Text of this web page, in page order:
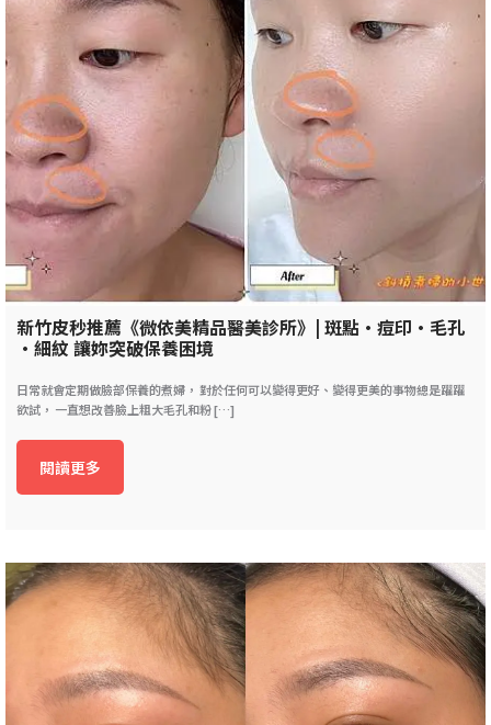
新竹皮秒推薦《微依美精品醫美診所》| 斑點•痘印•毛孔
•細紋 讓妳突破保養困境
日常就會定期做臉部保養的煮婦， 對於任何可以變得更好、變得更美的事物總是躍躍
欲試， 一直想改善臉上粗大毛孔和粉 […]
閱讀更多